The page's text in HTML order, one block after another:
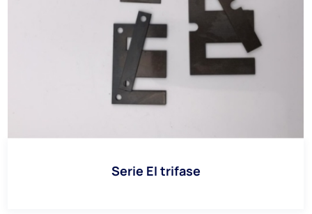
Serie EI trifase